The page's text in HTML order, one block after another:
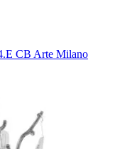
CB Arte Milano